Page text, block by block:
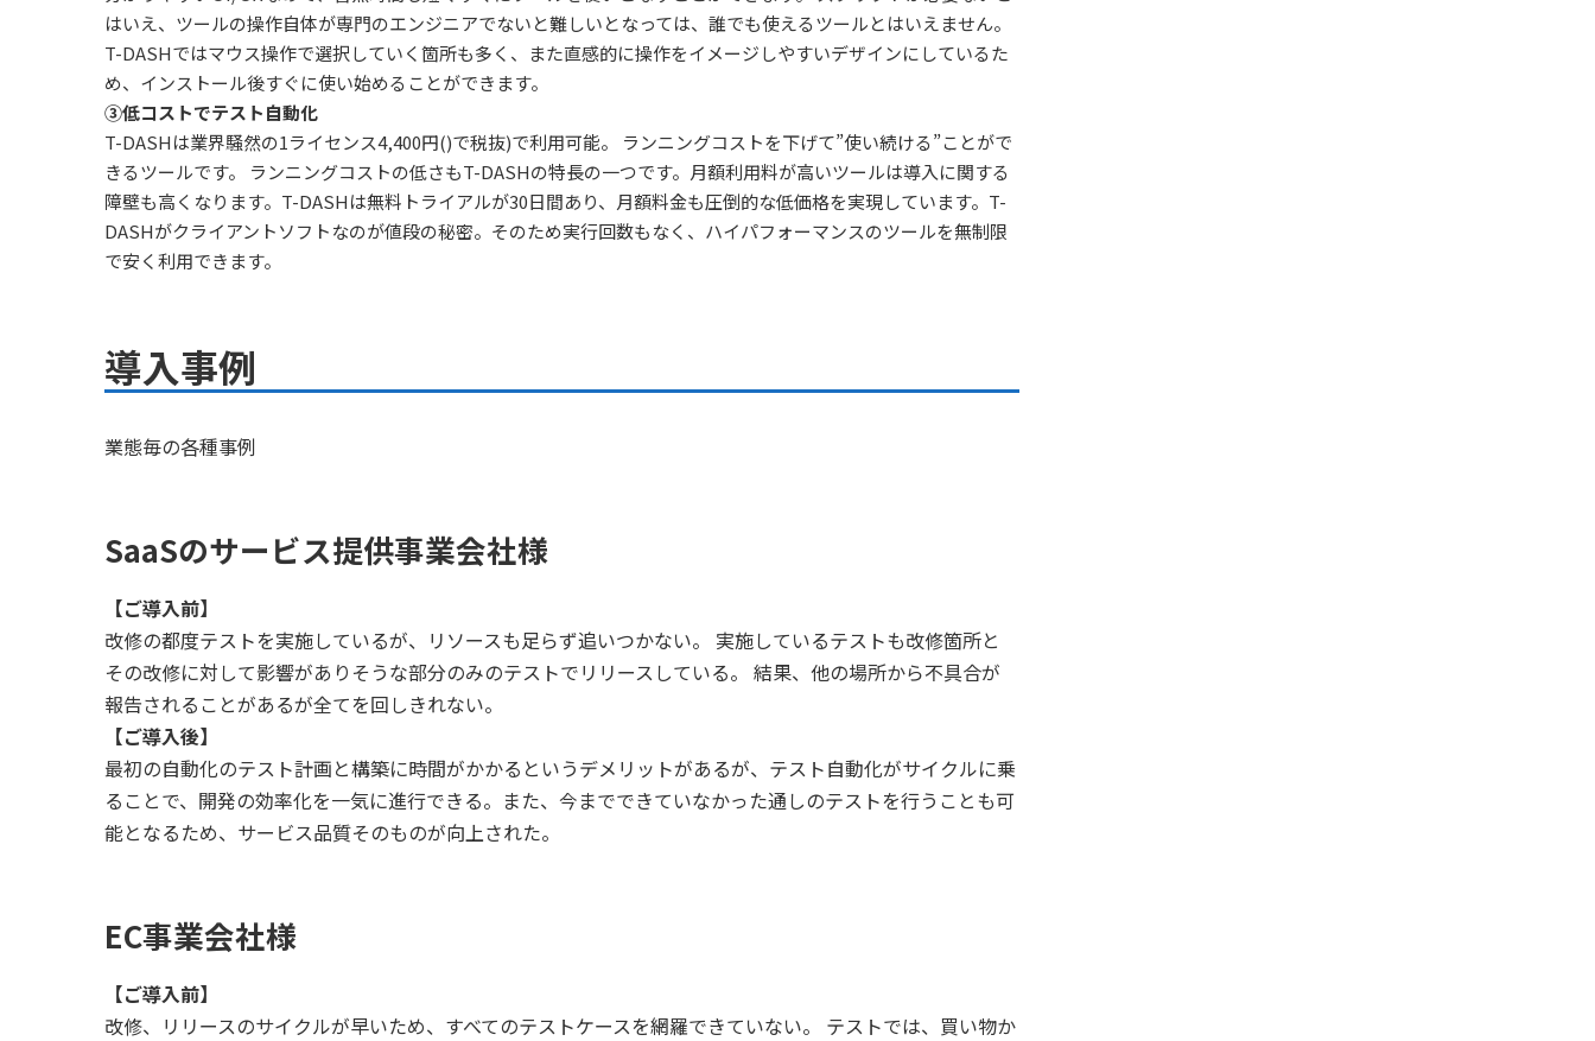
はいえ、ツールの操作自体が専門のエンジニアでないと難しいとなっては、誰でも使えるツールとはいえません。
T-DASHではマウス操作で選択していく箇所も多く、また直感的に操作をイメージしやすいデザインにしているた
め、インストール後すぐに使い始めることができます。
③低コストでテスト自動化
T-DASHは業界騒然の1ライセンス4,400円()で税抜)で利用可能。 ランニングコストを下げて”使い続ける”ことがで
きるツールです。 ランニングコストの低さもT-DASHの特長の一つです。月額利用料が高いツールは導入に関する
障壁も高くなります。T-DASHは無料トライアルが30日間あり、月額料金も圧倒的な低価格を実現しています。T-
DASHがクライアントソフトなのが値段の秘密。そのため実行回数もなく、ハイパフォーマンスのツールを無制限
で安く利用できます。
導入事例
業態毎の各種事例
SaaSのサービス提供事業会社様
【ご導入前】
改修の都度テストを実施しているが、リソースも足らず追いつかない。 実施しているテストも改修箇所と
その改修に対して影響がありそうな部分のみのテストでリリースしている。 結果、他の場所から不具合が
報告されることがあるが全てを回しきれない。
【ご導入後】
最初の自動化のテスト計画と構築に時間がかかるというデメリットがあるが、テスト自動化がサイクルに乗
ることで、開発の効率化を一気に進行できる。また、今までできていなかった通しのテストを行うことも可
能となるため、サービス品質そのものが向上された。
EC事業会社様
【ご導入前】
改修、リリースのサイクルが早いため、すべてのテストケースを網羅できていない。 テストでは、買い物か